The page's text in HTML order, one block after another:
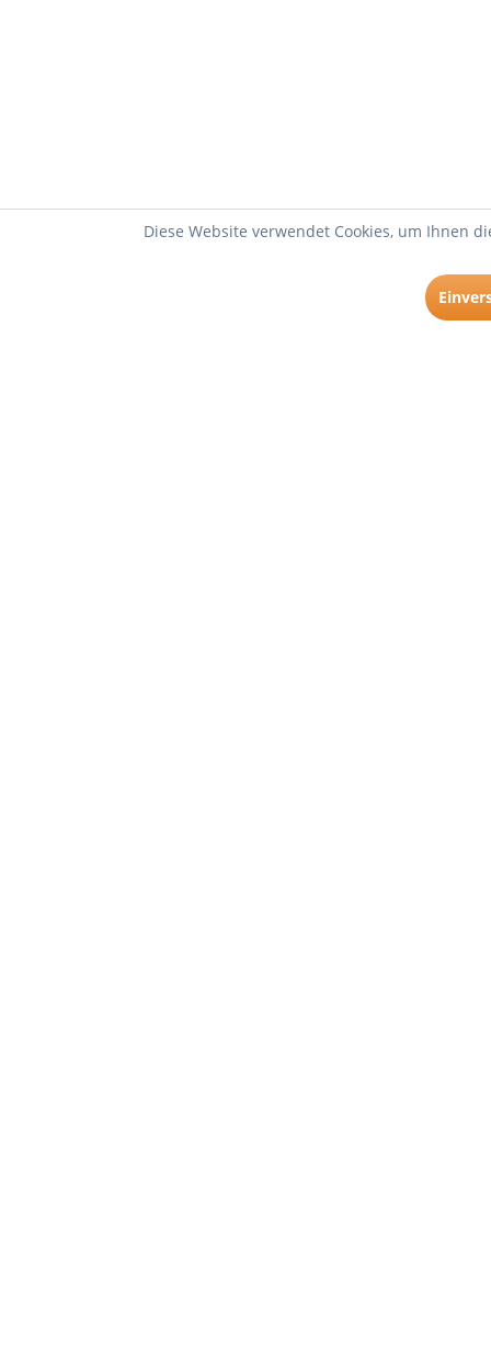
Diese Website verwendet Cookies, um Ihnen